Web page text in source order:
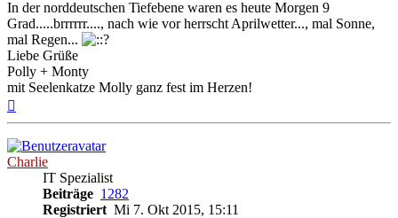
In der norddeutschen Tiefebene waren es heute Morgen 9
Grad.....brrrrrr...., nach wie vor herrscht Aprilwetter..., mal Sonne,
mal Regen...
Liebe Grüße
Polly + Monty
mit Seelenkatze Molly ganz fest im Herzen!
Charlie
IT Spezialist
Beiträge 1282
Registriert Mi 7. Okt 2015, 15:11